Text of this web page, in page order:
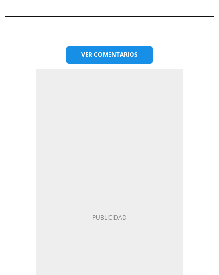
VERCOMENTARIOS